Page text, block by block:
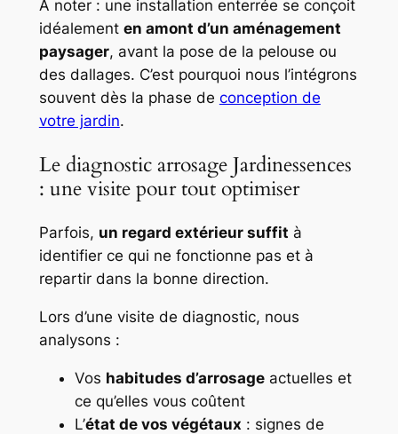
À noter : une installation enterrée se conçoit
idéalement en amont d’un aménagement
paysager, avant la pose de la pelouse ou
des dallages. C’est pourquoi nous l’intégrons
souvent dès la phase de conception de
votre jardin.
Le diagnostic arrosage Jardinessences
: une visite pour tout optimiser
Parfois, un regard extérieur suffit à
identifier ce qui ne fonctionne pas et à
repartir dans la bonne direction.
Lors d’une visite de diagnostic, nous
analysons :
Vos habitudes d’arrosageactuelles et
ce qu’elles vous coûtent
L’état de vos végétaux : signes de